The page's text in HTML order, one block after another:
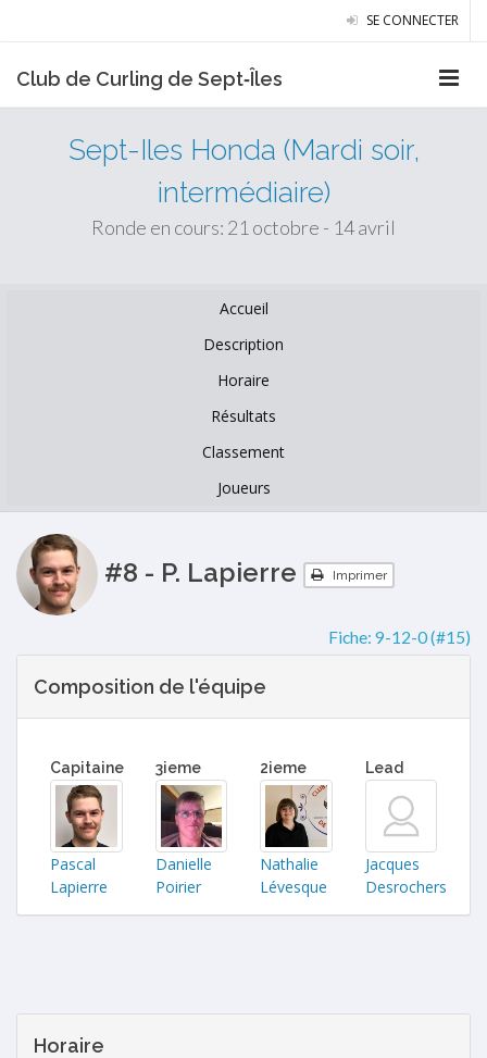
SE CONNECTER
Club de Curling de Sept‑Îles
Sept-Iles Honda (Mardi soir,
intermédiaire)
Ronde en cours: 21 octobre - 14 avril
Accueil
Description
Horaire
Résultats
Classement
Joueurs
#8 - P. Lapierre Imprimer
Fiche: 9-12-0 (#15)
Composition de l'équipe
Capitaine
Pascal
Lapierre
3ieme
Danielle
Poirier
2ieme
Nathalie
Lévesque
Lead
Jacques
Desrochers
Horaire